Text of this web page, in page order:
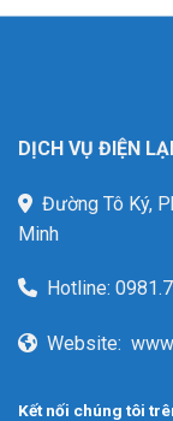
DỊCH VỤ ĐIỆN
Đường Tô Ký,
Minh
Hotline:
Website:
Kết nối chúng tôi